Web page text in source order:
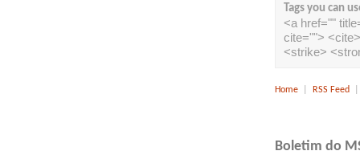
Tags you can
<a href=""
cite="">
<strike>
Home RSS Feed
Boletim do